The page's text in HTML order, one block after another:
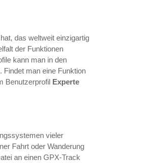
das weltweit einzigartig
der Funktionen
kann man in den
Findet man eine Funktion
Benutzerprofil Experte
vieler
Fahrt oder Wanderung
an einen GPX-Track